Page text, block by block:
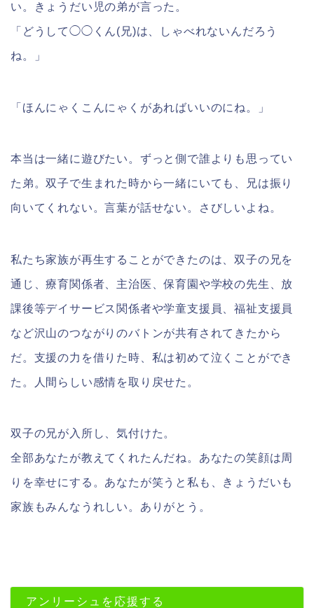
い。きょうだい児の弟が言った。
「どうして◯◯くん(兄)は、しゃべれないんだろう
ね。」
「ほんにゃくこんにゃくがあればいいのにね。」
本当は一緒に遊びたい。ずっと側で誰よりも思ってい
た弟。双子で生まれた時から一緒にいても、兄は振り
向いてくれない。言葉が話せない。さびしいよね。
私たち家族が再生することができたのは、双子の兄を
通じ、療育関係者、主治医、保育園や学校の先生、放
課後等デイサービス関係者や学童支援員、福祉支援員
など沢山のつながりのバトンが共有されてきたから
だ。支援の力を借りた時、私は初めて泣くことができ
た。人間らしい感情を取り戻せた。
双子の兄が入所し、気付けた。
全部あなたが教えてくれたんだね。あなたの笑顔は周
りを幸せにする。あなたが笑うと私も、きょうだいも
家族もみんなうれしい。ありがとう。
アンリーシュを応援する